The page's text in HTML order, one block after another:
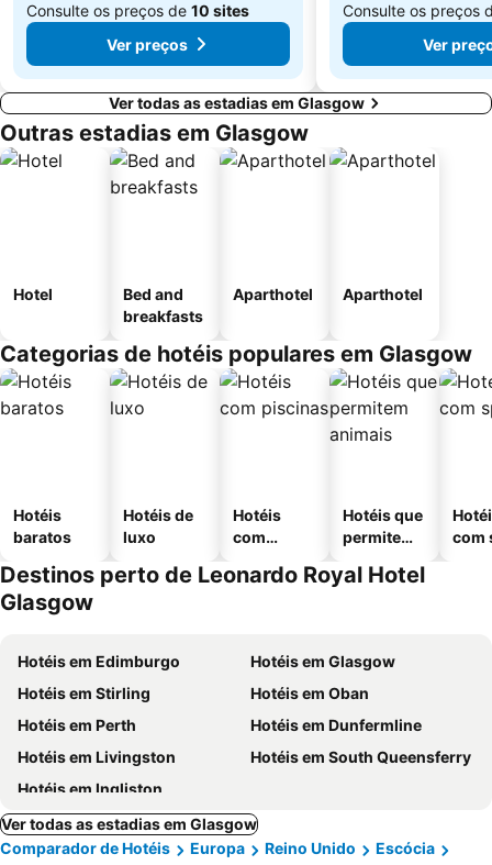
Consulte os preços de 10 sites
Ver preços
Consulte os preços
Ver
Ver todas as estadias em Glasgow
Outras estadias em Glasgow
Hotel
Bed and
breakfasts
Aparthotel Aparthotel
Categorias de hotéis populares em Glasgow
Hotéis
baratos
Hotéis de
luxo
Hotéis
com
Hotéis que
permitem
com
Destinos perto de Leonardo Royal Hotel
Glasgow
Hotéis em Edimburgo
Hotéis em Glasgow
Hotéis em Stirling
Hotéis em Oban
Hotéis em Perth
Hotéis em Dunfermline
Hotéis em Livingston
Hotéis em South Queensferry
Hotéis em Ingliston
Ver todas as estadias em Glasgow
Comparador de Hotéis
Europa Reino Unido
Escócia